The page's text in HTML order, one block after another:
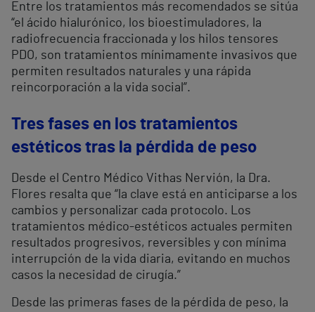
Entre los tratamientos más recomendados se sitúa
“el ácido hialurónico, los bioestimuladores, la
radiofrecuencia fraccionada y los hilos tensores
PDO, son tratamientos mínimamente invasivos que
permiten resultados naturales y una rápida
reincorporación a la vida social”.
Tres fases en los tratamientos
estéticos tras la pérdida de peso
Desde el Centro Médico Vithas Nervión, la Dra.
Flores resalta que “la clave está en anticiparse a los
cambios y personalizar cada protocolo. Los
tratamientos médico-estéticos actuales permiten
resultados progresivos, reversibles y con mínima
interrupción de la vida diaria, evitando en muchos
casos la necesidad de cirugía.”
Desde las primeras fases de la pérdida de peso, la